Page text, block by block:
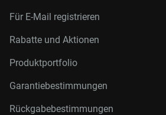
Für E-Mail registrieren
Rabatte und Aktionen
Produktportfolio
Garantiebestimmungen
Rückgabebestimmungen